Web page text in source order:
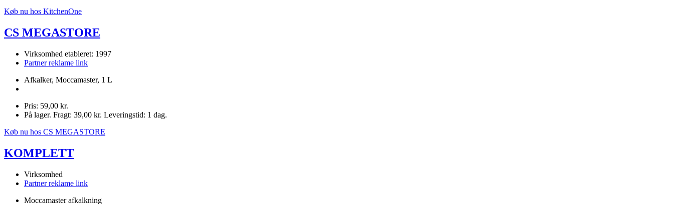
Køb nu hos KitchenOne
CS MEGASTORE
Virksomhed etableret: 1997
Partner reklame link
Afkalker, Moccamaster, 1 L
Pris: 59,00 kr.
På lager. Fragt: 39,00 kr. Leveringstid: 1 dag.
Køb nu hos CS MEGASTORE
KOMPLETT
Virksomhed
Partner reklame link
Moccamaster afkalkning